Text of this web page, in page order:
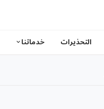
التحذيرات خدماتنا